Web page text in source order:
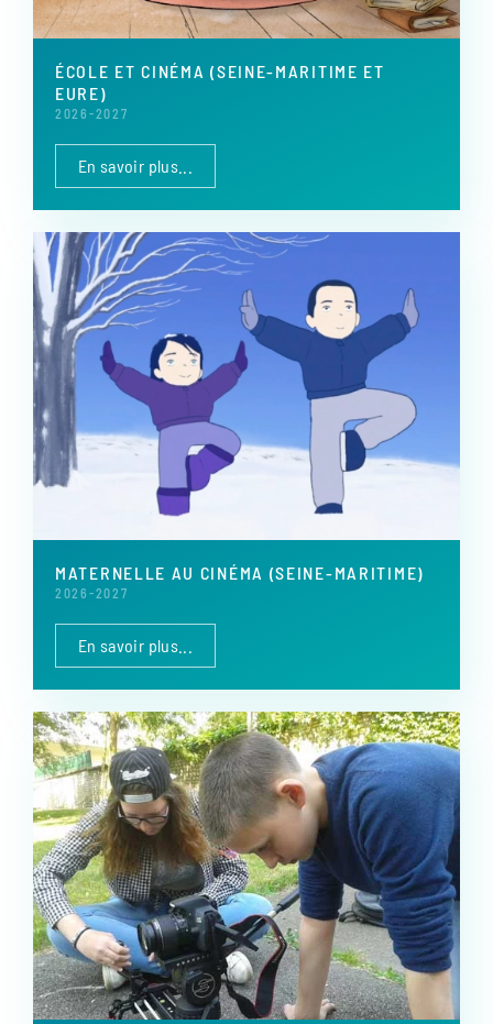
ÉCOLE ET CINÉMA (SEINE-MARITIME ET
EURE)
2026-2027
En savoir plus...
MATERNELLE AU CINÉMA (SEINE-MARITIME)
2026-2027
En savoir plus...